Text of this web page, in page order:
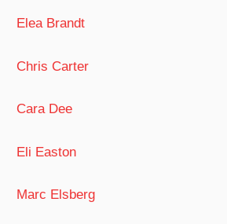
Elea Brandt
Chris Carter
Cara Dee
Eli Easton
Marc Elsberg